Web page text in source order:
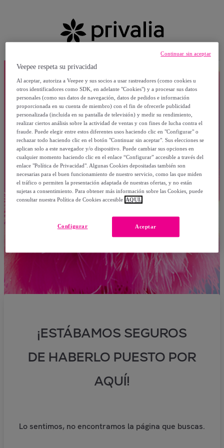
¡ESTÁBAMOS SEGUROS
DE HABERLO PUESTO POR
AQUÍ!
Lo sentimos, no encontramos la página que buscas.
Veepee respeta su privacidad
Al aceptar, autoriza a Veepee y sus socios a usar rastreadores (como cookies u
otros identificadores como SDK, en adelante "Cookies") y a procesar sus datos
personales (como sus datos de navegación, datos de pedidos e información
proporcionada en su cuenta de miembro) con el fin de ofrecerle publicidad
personalizada (incluida en su pantalla de televisión) y medir su rendimiento,
realizar ciertos análisis sobre la actividad de ventas y con fines de lucha contra el
fraude. Puede elegir entre estos diferentes usos haciendo clic en "Configurar" o
rechazar todo haciendo clic en el botón "Continuar sin aceptar". Sus elecciones se
aplican solo a este navegador y/o dispositivo. Puede cambiar sus opciones en
cualquier momento haciendo clic en el enlace “Configurar” accesible a través del
enlace "Política de Privacidad". Algunas Cookies depositadas también son
necesarias para el buen funcionamiento de nuestro servicio, como las que miden
el tráfico o permiten la presentación adaptada de nuestras ofertas, y no están
sujetas a consentimiento. Para obtener más información sobre las Cookies, puede
consultar nuestra Política de Cookies accesible AQUÍ.
Aceptar
Configurar
Continuar sin aceptar